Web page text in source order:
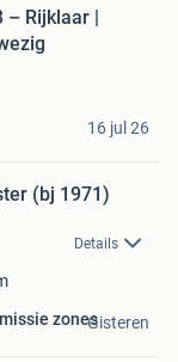
– Rijklaar |
16 jul 26
(bj 1971)
Details
zonesGisteren